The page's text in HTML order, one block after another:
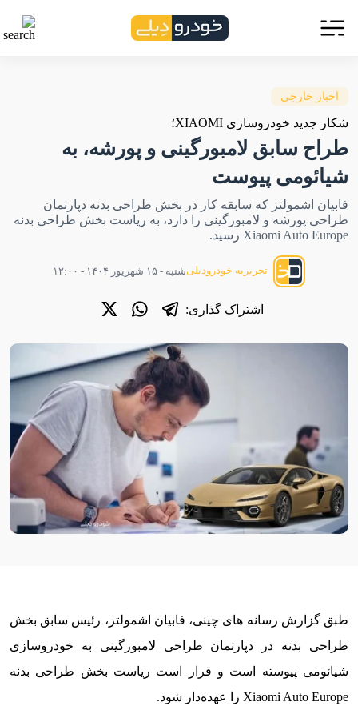
اخبار خارجی
شکار جدید خودروسازی XIAOMI؛
طراح سابق لامبورگینی و پورشه، به
شیائومی پیوست
فابیان اشمولتز که سابقه کار در بخش طراحی بدنه دپارتمان
طراحی پورشه و لامبورگینی را دارد، به ریاست بخش طراحی بدنه
Xiaomi Auto Europe رسید.
تحریریه خودرودیلیشنبه - ۱۵ شهریور ۱۴۰۴ - ۱۲:۰۰
اشتراک گذاری:
طبق گزارش رسانه های چینی، فابیان اشمولتز، رئیس سابق بخش
طراحی بدنه در دپارتمان طراحی لامبورگینی به خودروسازی
شیائومی پیوسته است و قرار است ریاست بخش طراحی بدنه
Xiaomi Auto Europe را عهده‌دار شود.